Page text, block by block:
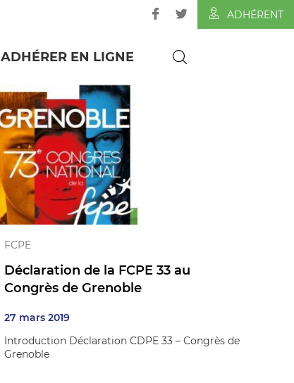
ADHÉRENT
ADHÉRER EN LIGNE
FCPE
Déclaration de la FCPE 33 au
Congrès de Grenoble
27 mars 2019
Introduction Déclaration CDPE 33 – Congrès de
Grenoble